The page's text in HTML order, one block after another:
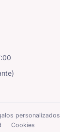
personalizados
Cookies